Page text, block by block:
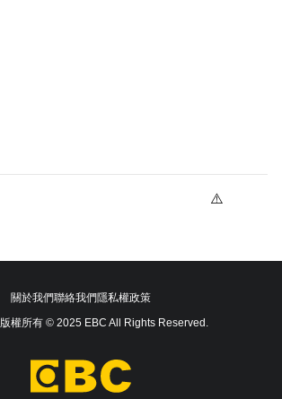
關於我們聯絡我們隱私權政策
權所有 © 2025 EBC All Rights Reserved.